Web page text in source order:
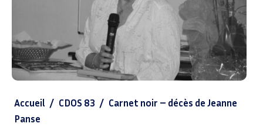
Accueil / CDOS 83 / Carnet noir – décès de Jeanne
Panse